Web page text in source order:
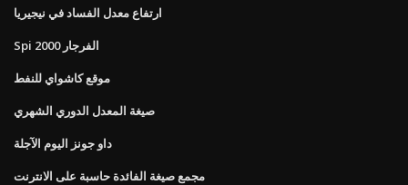
ارتفاع معدل الفساد في نيجيريا
Spi 2000 الفرجار
موقع كاشواي للنفط
صيغة المعدل الدوري الشهري
داو جونز اليوم الآجلة
مجمع صيغة الفائدة حاسبة على الانترنت